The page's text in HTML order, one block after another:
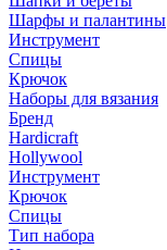
Шарфы и палантины
Инструмент
Спицы
Крючок
Наборы для вязания
Бренд
Hardicraft
Hollywool
Инструмент
Крючок
Спицы
Тип набора